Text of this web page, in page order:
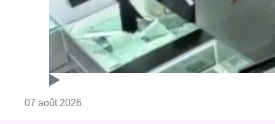
07 août 2026